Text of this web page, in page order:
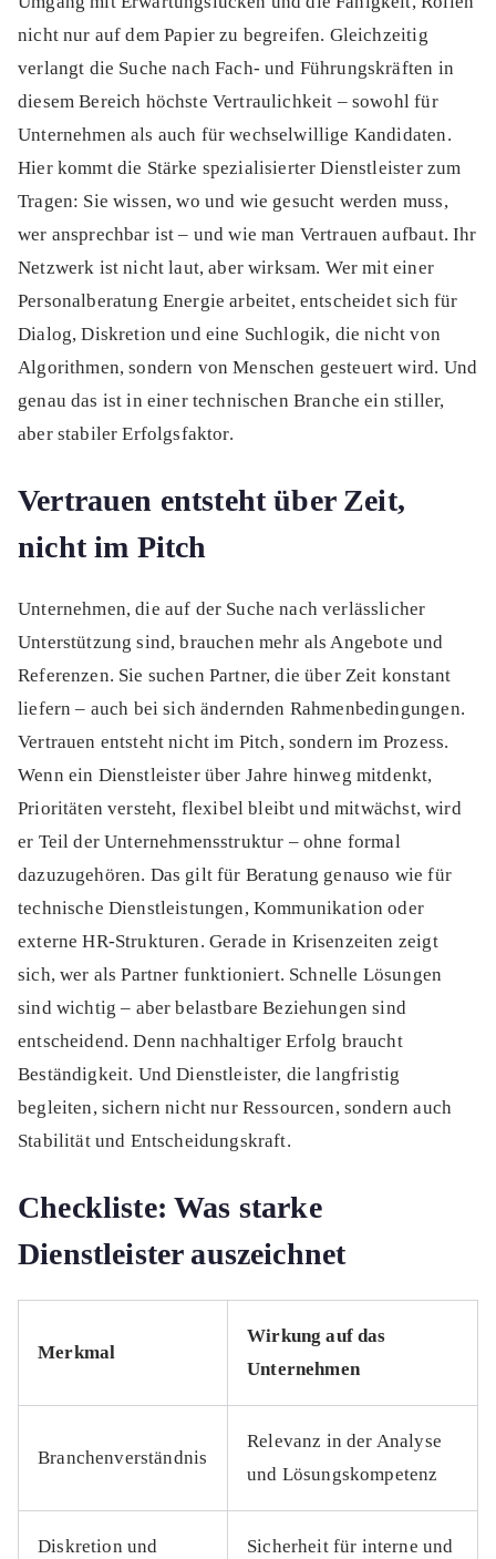
nicht nur auf dem Papier zu begreifen. Gleichzeitig
verlangt die Suche nach Fach- und Führungskräften in
diesem Bereich höchste Vertraulichkeit – sowohl für
Unternehmen als auch für wechselwillige Kandidaten.
Hier kommt die Stärke spezialisierter Dienstleister zum
Tragen: Sie wissen, wo und wie gesucht werden muss,
wer ansprechbar ist – und wie man Vertrauen aufbaut. Ihr
Netzwerk ist nicht laut, aber wirksam. Wer mit einer
Personalberatung Energie arbeitet, entscheidet sich für
Dialog, Diskretion und eine Suchlogik, die nicht von
Algorithmen, sondern von Menschen gesteuert wird. Und
genau das ist in einer technischen Branche ein stiller,
aber stabiler Erfolgsfaktor.
Vertrauen entsteht über Zeit,
nicht im Pitch
Unternehmen, die auf der Suche nach verlässlicher
Unterstützung sind, brauchen mehr als Angebote und
Referenzen. Sie suchen Partner, die über Zeit konstant
liefern – auch bei sich ändernden Rahmenbedingungen.
Vertrauen entsteht nicht im Pitch, sondern im Prozess.
Wenn ein Dienstleister über Jahre hinweg mitdenkt,
Prioritäten versteht, flexibel bleibt und mitwächst, wird
er Teil der Unternehmensstruktur – ohne formal
dazuzugehören. Das gilt für Beratung genauso wie für
technische Dienstleistungen, Kommunikation oder
externe HR-Strukturen. Gerade in Krisenzeiten zeigt
sich, wer als Partner funktioniert. Schnelle Lösungen
sind wichtig – aber belastbare Beziehungen sind
entscheidend. Denn nachhaltiger Erfolg braucht
Beständigkeit. Und Dienstleister, die langfristig
begleiten, sichern nicht nur Ressourcen, sondern auch
Stabilität und Entscheidungskraft.
Checkliste: Was starke
Dienstleister auszeichnet
Merkmal
Wirkung auf das
Unternehmen
Branchenverständnis
Relevanz in der Analyse
und Lösungskompetenz
Diskretion und
Sicherheit für interne und